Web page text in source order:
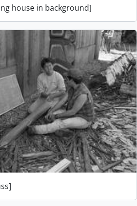
house in background]